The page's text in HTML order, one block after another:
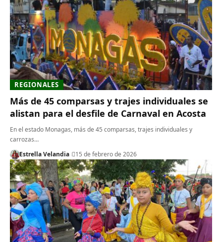
REGIONALES
Más de 45 comparsas y trajes individuales se
alistan para el desfile de Carnaval en Acosta
En el estado Monagas, más de 45 comparsas, trajes individuales y
carrozas…
Estrella Velandia
15 de febrero de 2026